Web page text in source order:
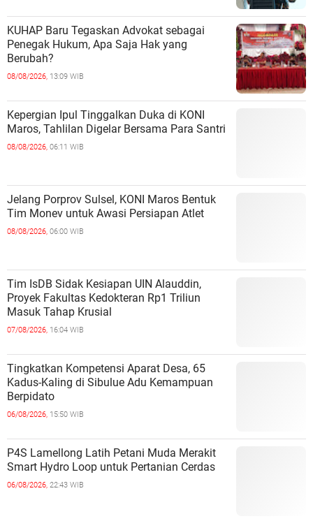
KUHAP Baru Tegaskan Advokat sebagai
Penegak Hukum, Apa Saja Hak yang
Berubah?
08/08/2026, 13:09 WIB
Kepergian Ipul Tinggalkan Duka di KONI
Maros, Tahlilan Digelar Bersama Para Santri
08/08/2026, 06:11 WIB
Jelang Porprov Sulsel, KONI Maros Bentuk
Tim Monev untuk Awasi Persiapan Atlet
08/08/2026, 06:00 WIB
Tim IsDB Sidak Kesiapan UIN Alauddin,
Proyek Fakultas Kedokteran Rp1 Triliun
Masuk Tahap Krusial
07/08/2026, 16:04 WIB
Tingkatkan Kompetensi Aparat Desa, 65
Kadus-Kaling di Sibulue Adu Kemampuan
Berpidato
06/08/2026, 15:50 WIB
P4S Lamellong Latih Petani Muda Merakit
Smart Hydro Loop untuk Pertanian Cerdas
06/08/2026, 22:43 WIB